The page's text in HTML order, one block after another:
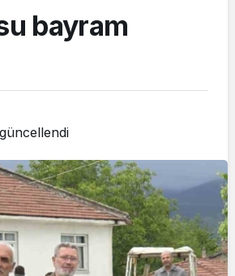
bayram
güncellendi